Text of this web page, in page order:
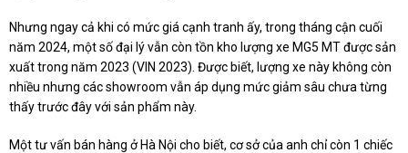
Nhưng ngay cả khi có mức giá cạnh tranh ấy, trong tháng cận cuối
năm 2024, một số đại lý vẫn còn tồn kho lượng xe MG5 MT được sản
xuất trong năm 2023 (VIN 2023). Được biết, lượng xe này không còn
nhiều nhưng các showroom vẫn áp dụng mức giảm sâu chưa từng
thấy trước đây với sản phẩm này.
Một tư vấn bán hàng ở Hà Nội cho biết, cơ sở của anh chỉ còn 1 chiếc